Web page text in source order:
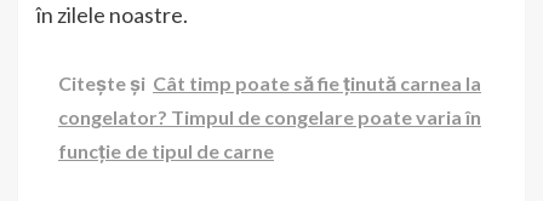
în zilele noastre.
Citește și Cât timp poate să fie ținută carnea la
congelator? Timpul de congelare poate varia în
funcție de tipul de carne